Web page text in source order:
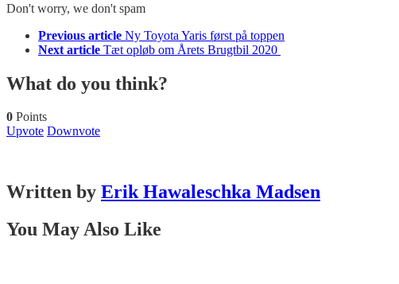
Don't worry, we don't spam
more
Previous article Ny Toyota Yaris først på toppen
Next article Tæt opløb om Årets Brugtbil 2020
What do you think?
0 Points
Upvote Downvote
Written by Erik Hawaleschka Madsen
You May Also Like